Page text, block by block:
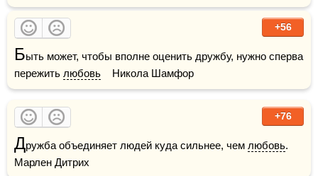
+56
Быть может, чтобы вполне оценить дружбу, нужно сперва
пережить любовь
    Никола Шамфор
+76
Дружба объединяет людей куда сильнее, чем любовь.
Марлен Дитрих